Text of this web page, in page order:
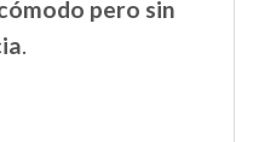
pero sin
.